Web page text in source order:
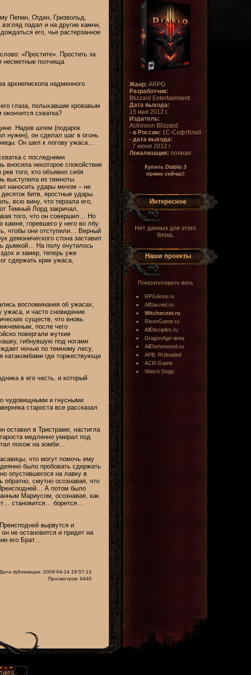
Пепин, Огден, Гризвольд,
падал и на другие камни,
его, чье растерзанное
«Простите». Простить за
несметные полчища
архиепископа надменного
глаза, полыхавшие кровавым
схватка?
Надев шлем (подарок
нужен), он сделал шаг в огонь
Он шел к логову ужаса…
с последними
некоторое спокойствие
того, кто объявил себя
выступила из темноты.
наносить удары мечом – не
битв, яростные удары.
всю вину, что терзала его,
Темный Лорд закричал,
того, что он совершил… Но
горевшего у него во лбу.
чтобы они отступили… Верный
демонического стона заставил
дымкой… На полу очутилось
и замер, теперь уже
сдержать крик ужаса,
воспоминания об ужасах,
и часто сновидение
существ, что вновь
после чего
повергали жуткие
гибнувшую под ногами
ночью по темному лесу,
катакомбами где торжествующе
в его честь, и который
чудовищными и гнусными
староста все рассказал
оставил в Тристраме, настигла
медленно умирал под
похож на зомби…
что могут помочь ему
было пробовать сдержать
опустившегося на лавку в
обратно, смутно осознавая, что
А потом было
Мариусом, осознавая, как
становится… борется…
вырвутся и
не остановится и придет на
его Брат…
Дата публикации: 2009-04-14 19:57:13
Просмотров: 6440
Жанр: ARPG
Разработчик:
Blizzard Entertainment
Дата выхода:
15 мая 2012 г.
Издатель:
Activision Blizzard
- в России: 1С-СофтКлаб
- дата выхода:
7 июня 2012 г.
Локализация: полная
Купить Diablo 3
прямо сейчас!
Интересное
Нет данных для этого
блока.
Наши проекты
Показать\скрыть весь
RPGArea.ru
AllSacred.ru
Witcher.net.ru
RisenGame.ru
AllDisciples.ru
DragonAge-area
AllDishonored.ru
APB: RUloaded
ACR-Game
Watch Dogs